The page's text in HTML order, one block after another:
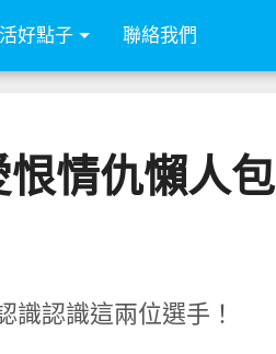
好點子 聯絡我們
情仇懶人包
識認識這兩位選手！